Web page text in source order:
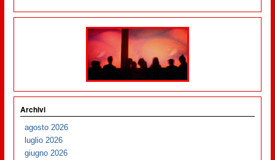
Archivi
agosto 2026
luglio 2026
giugno 2026